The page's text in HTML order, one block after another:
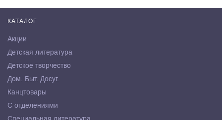
КАТАЛОГ
Акции
Детская литература
Детское творчество
Дом. Быт. Досуг.
Канцтовары
С отделениями